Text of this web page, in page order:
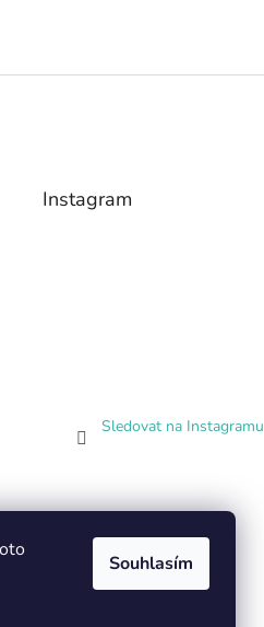
Souhlasím
Instagram
Sledovat na Instagramu